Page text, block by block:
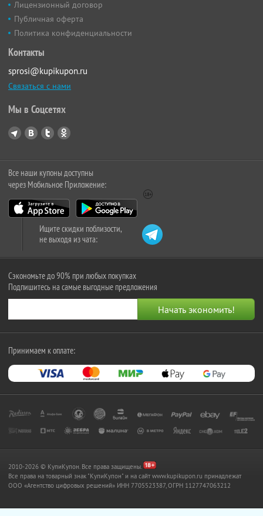
Лицензионный договор
Публичная оферта
Политика конфиденциальности
Контакты
sprosi@kupikupon.ru
Связаться с нами
Мы в Соцсетях
Все наши купоны доступны
через Мобильное Приложение:
Ищите скидки поблизости,
не выходя из чата:
Сэкономьте до 90% при любых покупках
Подпишитесь на самые выгодные предложения
Принимаем к оплате:
2010-2026 © КупиКупон. Все права защищены.
Все права на товарный знак "КупиКупон" и на сайт www.kupikupon.ru принадлежат
OOO «Агентство цифровых решений» ИНН 7705523387, ОГРН 1127747063212